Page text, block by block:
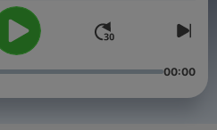
00:00